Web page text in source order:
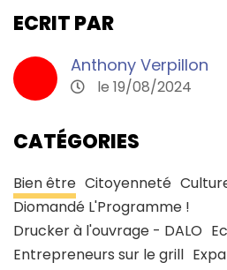
ECRIT PAR
Anthony Verpillon
le 19/08/2024
CATÉGORIES
Bien être Citoyenneté
Diomandé L'Programme !
Drucker à l'ouvrage - DALO
Entrepreneurs sur le grill